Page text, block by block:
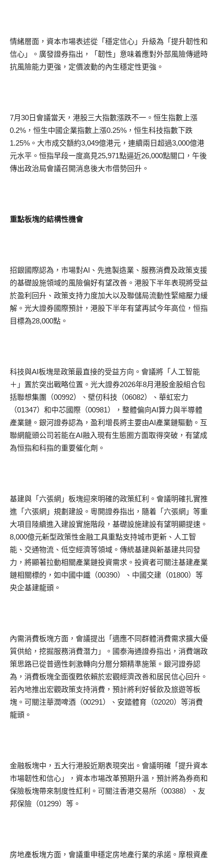
情緒層面，資本市場表述從「穩定信心」升級為「提升韌性和
信心」。廣發證券指出，「韌性」意味着應對外部風險傳遞時
抗風險能力更強，定價波動的內生穩定性更強。
7月30日會議當天，港股三大指數漲跌不一。恒生指數上漲
0.2%，恒生中國企業指數上漲0.25%，恒生科技指數下跌
1.25%。大市成交額約3,049億港元，連續兩日超過3,000億港
元水平。恒指早段一度高見25,971點逼近26,000點關口，午後
傳出政治局會議召開消息後大市借勢回升。
重點板塊的結構性機會
招銀國際認為，市場對AI、先進製造業、服務消費及政策支援
的基礎設施領域的風險偏好有望改善。港股下半年表現將受益
於盈利回升、政策支持力度加大以及聯儲局流動性緊縮壓力緩
解。光大證券國際預計，港股下半年有望再試今年高位，恒指
目標為28,000點。
科技與AI板塊是政策最直接的受益方向。會議將「人工智能
＋」置於突出戰略位置。光大證券2026年8月港股金股組合包
括聯想集團（00992）、壁仞科技（06082）、華虹宏力
（01347）和中芯國際（00981），整體偏向AI算力與半導體
產業鏈。銀河證券認為，盈利增長將主要由AI產業鏈驅動。互
聯網龍頭公司若能在AI融入現有生態圈方面取得突破，有望成
為恒指和科指的重要催化劑。
基建與「六張網」板塊迎來明確的政策紅利。會議明確扎實推
進「六張網」規劃建設。粵開證券指出，隨着「六張網」等重
大項目陸續進入建設實施階段，基礎設施建設有望明顯提速。
8,000億元新型政策性金融工具重點支持城市更新、人工智
能、交通物流、低空經濟等領域。傳統基建與新基建共同發
力，將顯著拉動相關產業鏈投資需求。投資者可關注基建產業
鏈相關標的，如中國中鐵（00390）、中國交建（01800）等
央企基建龍頭。
內需消費板塊方面，會議提出「適應不同群體消費需求擴大優
質供給，挖掘服務消費潛力」。國泰海通證券指出，消費端政
策思路已從普適性刺激轉向分層分類精準施策。銀河證券認
為，消費板塊全面復甦依賴於宏觀經濟改善和居民信心回升。
若內地推出宏觀政策支持消費，預計將利好餐飲及旅遊等板
塊。可關注華潤啤酒（00291）、安踏體育（02020）等消費
龍頭。
金融板塊中，五大行港股近期表現突出。會議明確「提升資本
市場韌性和信心」，資本市場改革預期升溫，預計將為券商和
保險板塊帶來制度性紅利。可關注香港交易所（00388）、友
邦保險（01299）等。
房地產板塊方面，會議重申穩定房地產行業的承諾。摩根資產